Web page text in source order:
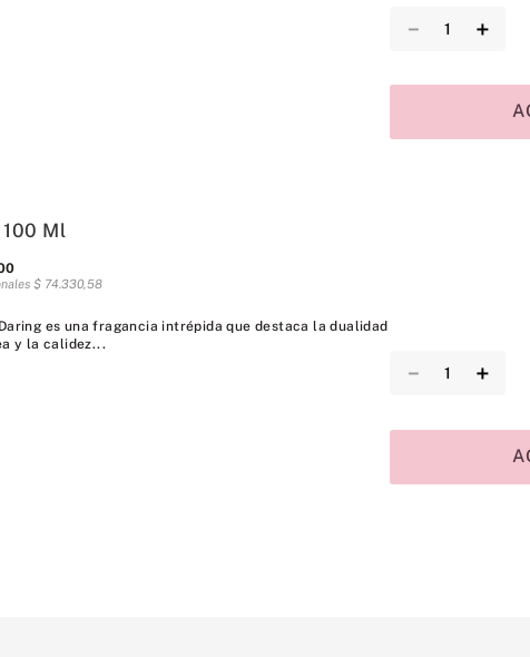
＋
－
Ml
$ 74.330,58
es una fragancia intrépida que destaca la dualidad
y la calidez...
＋
－